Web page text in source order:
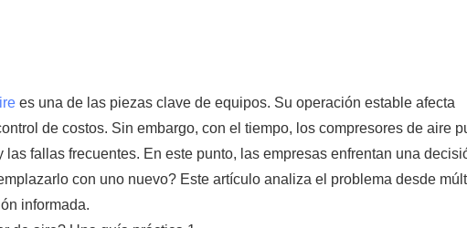
es una de las piezas clave de equipos. Su operación estable afecta
de costos. Sin embargo, con el tiempo, los compresores de aire
fallas frecuentes. En este punto, las empresas enfrentan una
con uno nuevo? Este artículo analiza el problema desde
informada.